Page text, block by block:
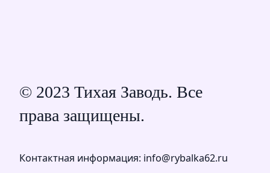
© 2023 Тихая Заводь. Все
права защищены.
Контактная информация: info@rybalka62.ru